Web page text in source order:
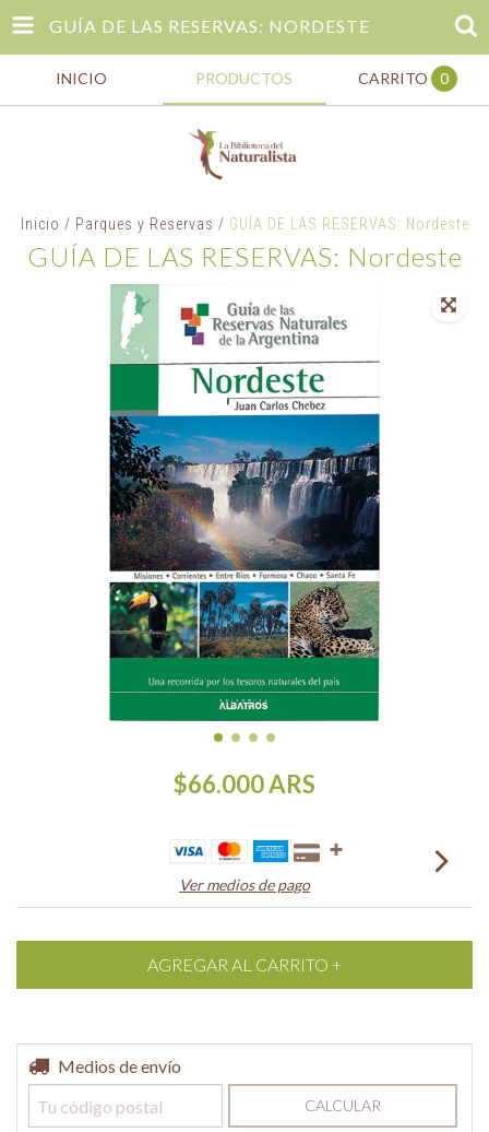
GUÍA DE LAS RESERVAS: NORDESTE
INICIO PRODUCTOS CARRITO 0
Inicio / Parques y Reservas / GUÍA DE LAS RESERVAS: Nordeste
GUÍA DE LAS RESERVAS: Nordeste
$66.000ARS
Ver medios de pago
Entregas para el CP:
Medios de envío
CALCULAR